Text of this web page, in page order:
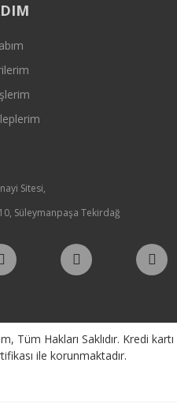
Sitesi,
Süleymanpaşa Tekirdağ
Hakları Saklıdır. Kredi kartı
ile korunmaktadır.